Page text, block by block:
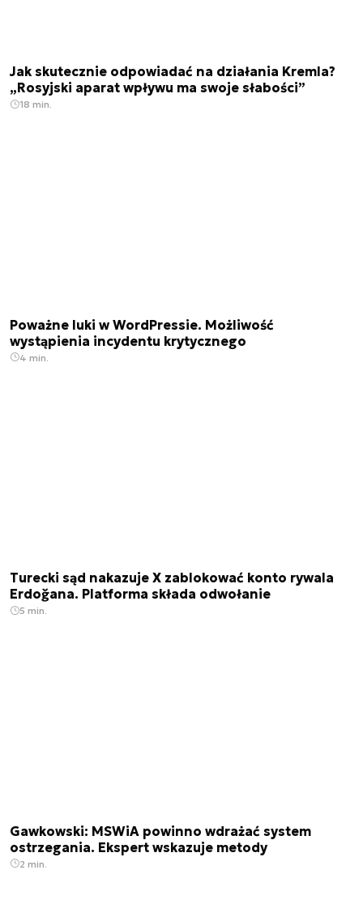
Jak skutecznie odpowiadać na działania Kremla?
„Rosyjski aparat wpływu ma swoje słabości”
18 min.
Poważne luki w WordPressie. Możliwość
wystąpienia incydentu krytycznego
4 min.
Turecki sąd nakazuje X zablokować konto rywala
Erdoğana. Platforma składa odwołanie
5 min.
Gawkowski: MSWiA powinno wdrażać system
ostrzegania. Ekspert wskazuje metody
2 min.